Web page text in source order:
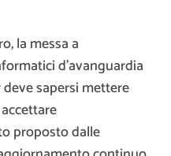
la messa a
d’avanguardia
sapersi mettere
proposto dalle